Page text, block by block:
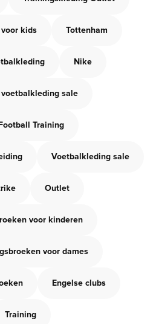
kids Tottenham
Nike
voetbalkleding sale
Training
Voetbalkleding sale
Outlet
voor kinderen
voor dames
Engelse clubs
Training